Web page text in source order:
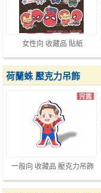
女性向 收藏品 貼紙
一般向 收藏品 壓克力吊飾
荷蘭蛛 壓克力吊飾